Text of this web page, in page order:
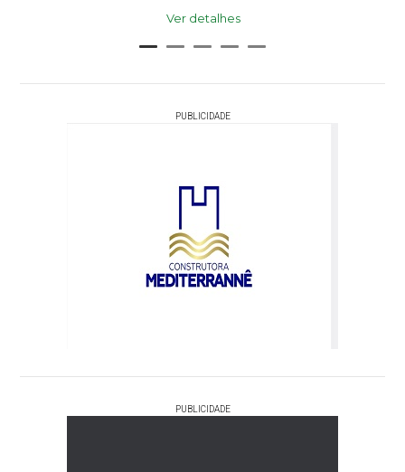
Ver detalhes
PUBLICIDADE
PUBLICIDADE